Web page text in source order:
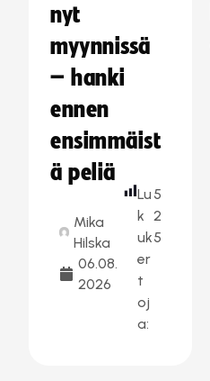
nyt
myynnissä
– hanki
ennen
ensimmäist
ä peliä
Mika
Hilska
06.08.
2026
Lu
k
uk
er
t
oj
a:
5
2
5